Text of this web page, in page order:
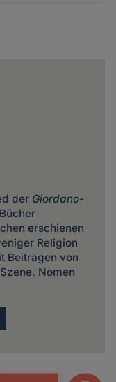
der Giordano-
erschienen
Religion
Beiträgen von
Nomen